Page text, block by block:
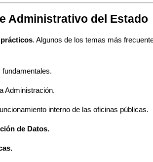
Administrativo del Estado
. Algunos de los temas más
Administración.
interno de las oficinas públicas.
de Datos.